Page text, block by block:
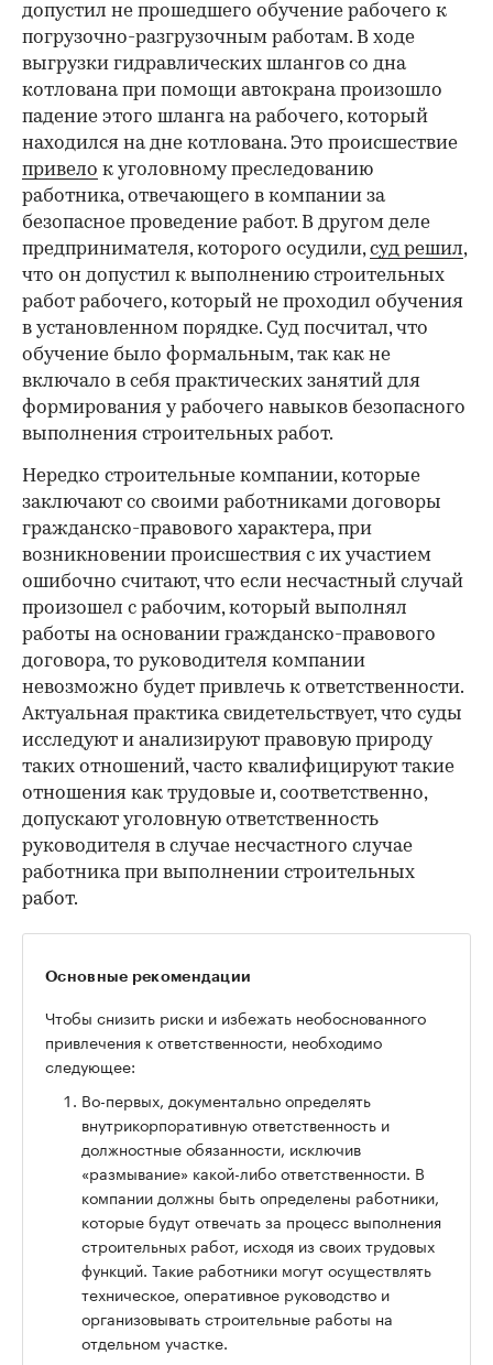
допустил не прошедшего обучение рабочего к
погрузочно-разгрузочным работам. В ходе
выгрузки гидравлических шлангов со дна
котлована при помощи автокрана произошло
падение этого шланга на рабочего, который
находился на дне котлована. Это происшествие
привело к уголовному преследованию
работника, отвечающего в компании за
безопасное проведение работ. В другом деле
предпринимателя, которого осудили,суд решил,
что он допустил к выполнению строительных
работ рабочего, который не проходил обучения
в установленном порядке. Суд посчитал, что
обучение было формальным, так как не
включало в себя практических занятий для
формирования у рабочего навыков безопасного
выполнения строительных работ.
Нередко строительные компании, которые
заключают со своими работниками договоры
гражданско-правового характера, при
возникновении происшествия с их участием
ошибочно считают, что если несчастный случай
произошел с рабочим, который выполнял
работы на основании гражданско-правового
договора, то руководителя компании
невозможно будет привлечь к ответственности.
Актуальная практика свидетельствует, что суды
исследуют и анализируют правовую природу
таких отношений, часто квалифицируют такие
отношения как трудовые и, соответственно,
допускают уголовную ответственность
руководителя в случае несчастного случае
работника при выполнении строительных
работ.
Основные рекомендации
Чтобы снизить риски и избежать необоснованного
привлечения к ответственности, необходимо
следующее:
Во-первых, документально определять
внутрикорпоративную ответственность и
должностные обязанности, исключив
«размывание» какой-либо ответственности. В
компании должны быть определены работники,
которые будут отвечать за процесс выполнения
строительных работ, исходя из своих трудовых
функций. Такие работники могут осуществлять
техническое, оперативное руководство и
организовывать строительные работы на
отдельном участке.